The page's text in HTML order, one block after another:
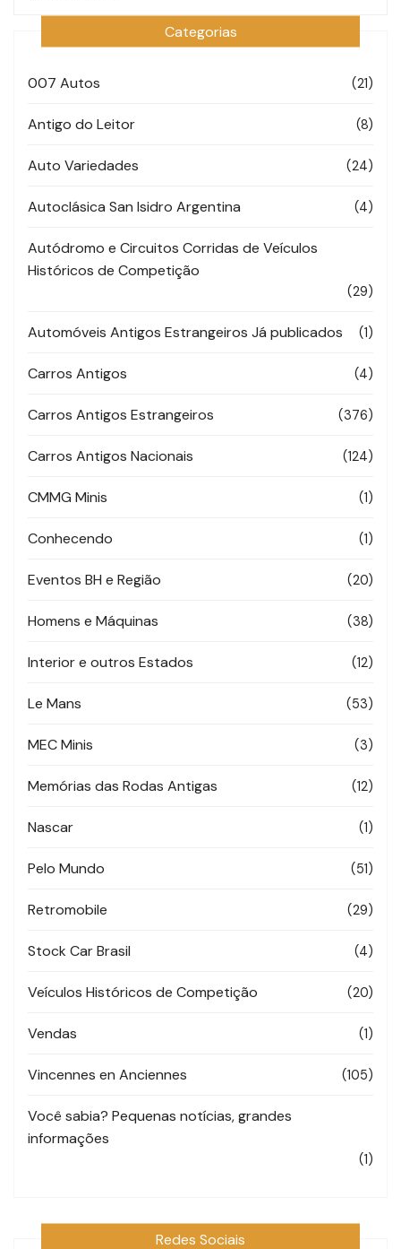
Categorias
007 Autos (21)
Antigo do Leitor (8)
Auto Variedades (24)
Autoclásica San Isidro Argentina (4)
Autódromo e Circuitos Corridas de Veículos
Históricos de Competição
(29)
Automóveis Antigos Estrangeiros Já publicados (1)
Carros Antigos (4)
Carros Antigos Estrangeiros (376)
Carros Antigos Nacionais (124)
CMMG Minis (1)
Conhecendo (1)
Eventos BH e Região (20)
Homens e Máquinas (38)
Interior e outros Estados (12)
Le Mans (53)
MEC Minis (3)
Memórias das Rodas Antigas (12)
Nascar (1)
Pelo Mundo (51)
Retromobile (29)
Stock Car Brasil (4)
Veículos Históricos de Competição (20)
Vendas (1)
Vincennes en Anciennes (105)
Você sabia? Pequenas notícias, grandes
informações
(1)
Redes Sociais